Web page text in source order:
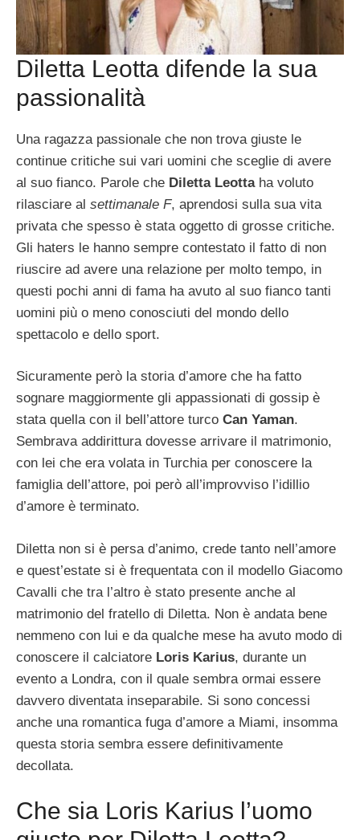
Diletta Leotta difende la sua
passionalità
Una ragazza passionale che non trova giuste le
continue critiche sui vari uomini che sceglie di avere
al suo fianco. Parole che Diletta Leottaha voluto
rilasciare al settimanale F, aprendosi sulla sua vita
privata che spesso è stata oggetto di grosse critiche.
Gli haters le hanno sempre contestato il fatto di non
riuscire ad avere una relazione per molto tempo, in
questi pochi anni di fama ha avuto al suo fianco tanti
uomini più o meno conosciuti del mondo dello
spettacolo e dello sport.
Sicuramente però la storia d’amore che ha fatto
sognare maggiormente gli appassionati di gossip è
stata quella con il bell’attore turco Can Yaman.
Sembrava addirittura dovesse arrivare il matrimonio,
con lei che era volata in Turchia per conoscere la
famiglia dell’attore, poi però all’improvviso l’idillio
d’amore è terminato.
Diletta non si è persa d’animo, crede tanto nell’amore
e quest’estate si è frequentata con il modello Giacomo
Cavalli che tra l’altro è stato presente anche al
matrimonio del fratello di Diletta. Non è andata bene
nemmeno con lui e da qualche mese ha avuto modo di
conoscere il calciatore Loris Karius, durante un
evento a Londra, con il quale sembra ormai essere
davvero diventata inseparabile. Si sono concessi
anche una romantica fuga d’amore a Miami, insomma
questa storia sembra essere definitivamente
decollata.
Che sia Loris Karius l’uomo